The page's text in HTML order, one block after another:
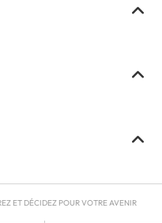
ET DÉCIDEZ POUR VOTRE AVENIR